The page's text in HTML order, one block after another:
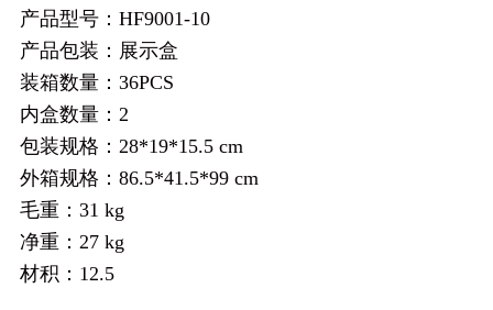
产品型号：HF9001-10
产品包装：展示盒
装箱数量：36PCS
内盒数量：2
包装规格：28*19*15.5 cm
外箱规格：86.5*41.5*99 cm
毛重：31 kg
净重：27 kg
材积：12.5